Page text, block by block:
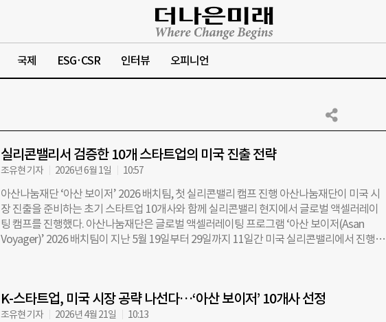
국제 ESG·CSR 인터뷰 오피니언
실리콘밸리서 검증한 10개 스타트업의 미국 진출 전략
조유현 기자 2026년 6월 1일 10:57
아산나눔재단 ‘아산 보이저’ 2026 배치팀, 첫 실리콘밸리 캠프 진행 아산나눔재단이 미국 시
장 진출을 준비하는 초기 스타트업 10개사와 함께 실리콘밸리 현지에서 글로벌 액셀러레이
팅 캠프를 진행했다. 아산나눔재단은 글로벌 액셀러레이팅 프로그램 ‘아산 보이저(Asan
Voyager)’ 2026 배치팀이 지난 5월 19일부터 29일까지 11일간 미국 실리콘밸리에서 진행된
증, 파트너십 구축, 초기 매출 창출 등 실제 시장 진입에 필요한 실행 과정을 돕는 것이 특징이
다. 이번 캠프에는 인공지능(AI)부터 제조, 바이오, 게임, 뷰티까지 다양한 분야에서 혁신을 주
K-스타트업, 미국 시장 공략 나선다…‘아산 보이저’ 10개사 선정
조유현 기자 2026년 4월 21일 10:13